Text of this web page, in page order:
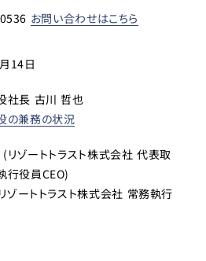
お問い合わせはこちら
14日
社長 古川 哲也
の兼務の状況
ゾートトラスト株式会社 代表取
行役員CEO)
ゾートトラスト株式会社 常務執行